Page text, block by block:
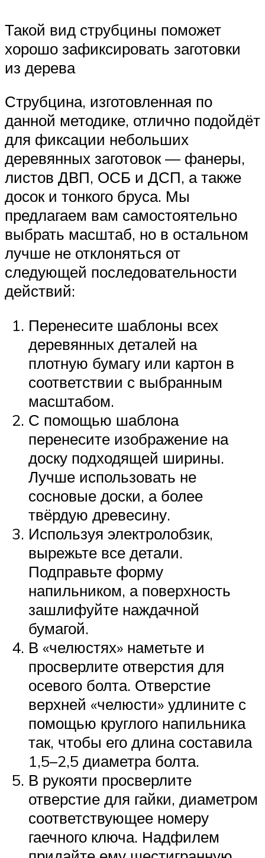
Такой вид струбцины поможет
хорошо зафиксировать заготовки
из дерева
Струбцина, изготовленная по
данной методике, отлично подойдёт
для фиксации небольших
деревянных заготовок — фанеры,
листов ДВП, ОСБ и ДСП, а также
досок и тонкого бруса. Мы
предлагаем вам самостоятельно
выбрать масштаб, но в остальном
лучше не отклоняться от
следующей последовательности
действий:
Перенесите шаблоны всех
деревянных деталей на
плотную бумагу или картон в
соответствии с выбранным
масштабом.
С помощью шаблона
перенесите изображение на
доску подходящей ширины.
Лучше использовать не
сосновые доски, а более
твёрдую древесину.
Используя электролобзик,
вырежьте все детали.
Подправьте форму
напильником, а поверхность
зашлифуйте наждачной
бумагой.
В «челюстях» наметьте и
просверлите отверстия для
осевого болта. Отверстие
верхней «челюсти» удлините с
помощью круглого напильника
так, чтобы его длина составила
1,5–2,5 диаметра болта.
В рукояти просверлите
отверстие для гайки, диаметром
соответствующее номеру
гаечного ключа. Надфилем